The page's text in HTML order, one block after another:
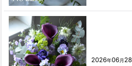
2026年06月 28